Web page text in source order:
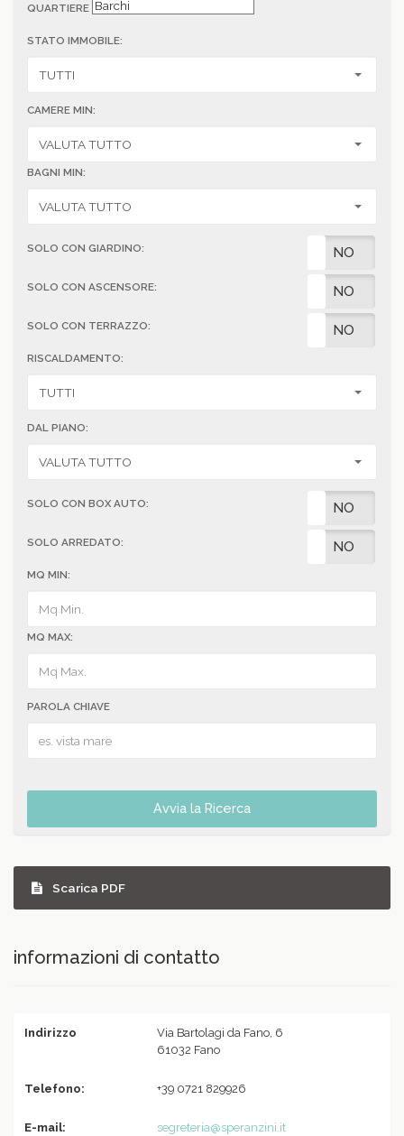
QUARTIERE
STATO IMMOBILE:
CAMERE MIN:
BAGNI MIN:
SOLO CON GIARDINO: NO
SOLO CON ASCENSORE: NO
SOLO CON TERRAZZO: NO
RISCALDAMENTO:
DAL PIANO:
SOLO CON BOX AUTO: NO
SOLO ARREDATO: NO
MQ MIN:
MQ MAX:
PAROLA CHIAVE
Avvia la Ricerca
Scarica PDF
informazioni di contatto
Indirizzo
Via Bartolagi da Fano, 6
61032 Fano
Telefono: +39 0721 829926
E-mail: segreteria@speranzini.it